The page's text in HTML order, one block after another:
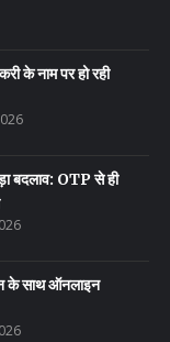
के नाम पर हो रही
बदलाव: OTP से ही
के साथ ऑनलाइन